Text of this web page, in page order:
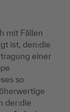
mit Fällen
ist, den:die
einer
so
der:die